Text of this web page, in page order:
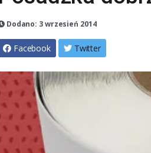
Dodano: 3 wrzesień 2014
Facebook Twitter